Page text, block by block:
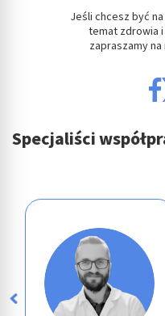
Jeśli chcesz być
temat zdrowia
zapraszamy
Specjaliści